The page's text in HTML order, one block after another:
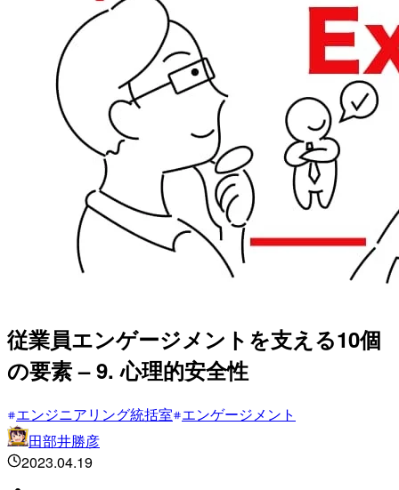
従業員エンゲージメントを支える10個
の要素 – 9. 心理的安全性
エンジニアリング統括室 エンゲージメント
田部井勝彦
2023.04.19